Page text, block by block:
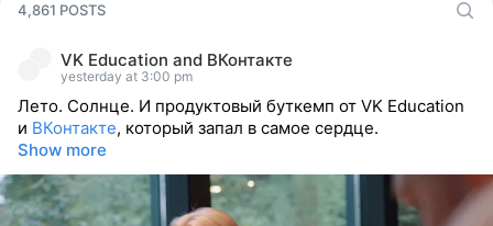
4,861 POSTS
VK Education and ВКонтакте
yesterday at 3:00 pm
Лето. Солнце. И продуктовый буткемп от VK Education
и ВКонтакте, который запал в самое сердце.
Show more